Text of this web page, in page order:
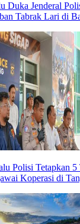
Duka Jenderal
Tabrak Lari di
Polisi Tetapkan 5
Koperasi di